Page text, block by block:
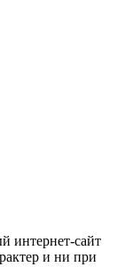
интернет-сайт
и ни при